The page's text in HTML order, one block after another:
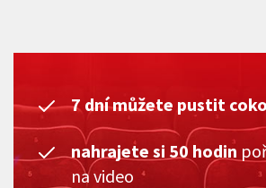
7 dní můžete pustit
nahrajete si 50 hodin
na video